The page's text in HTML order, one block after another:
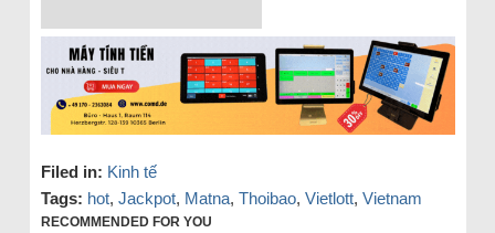
Filed in: Kinh tế
Tags: hot, Jackpot, Matna, Thoibao, Vietlott, Vietnam
RECOMMENDED FOR YOU